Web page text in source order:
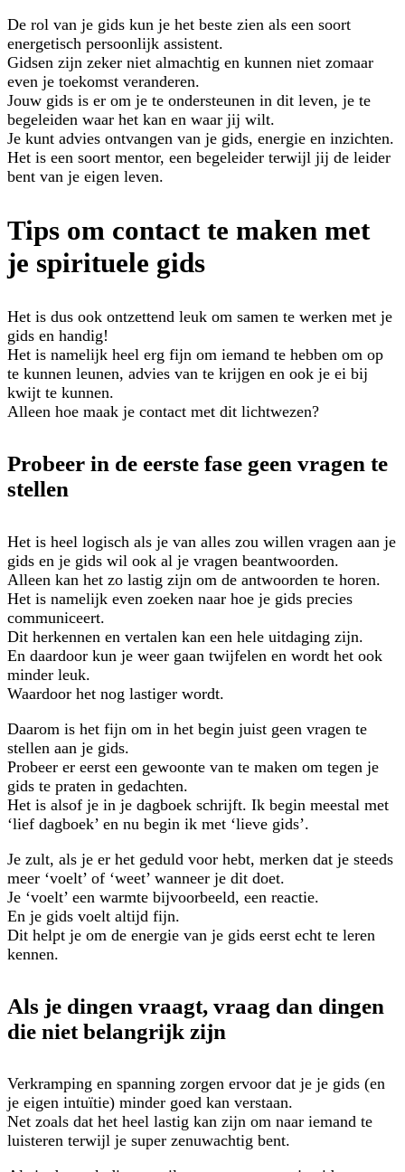
De rol van je gids kun je het beste zien als een soort
energetisch persoonlijk assistent.
Gidsen zijn zeker niet almachtig en kunnen niet zomaar
even je toekomst veranderen.
Jouw gids is er om je te ondersteunen in dit leven, je te
begeleiden waar het kan en waar jij wilt.
Je kunt advies ontvangen van je gids, energie en inzichten.
Het is een soort mentor, een begeleider terwijl jij de leider
bent van je eigen leven.
Tips om contact te maken met
je spirituele gids
Het is dus ook ontzettend leuk om samen te werken met je
gids en handig!
Het is namelijk heel erg fijn om iemand te hebben om op
te kunnen leunen, advies van te krijgen en ook je ei bij
kwijt te kunnen.
Alleen hoe maak je contact met dit lichtwezen?
Probeer in de eerste fase geen vragen te
stellen
Het is heel logisch als je van alles zou willen vragen aan je
gids en je gids wil ook al je vragen beantwoorden.
Alleen kan het zo lastig zijn om de antwoorden te horen.
Het is namelijk even zoeken naar hoe je gids precies
communiceert.
Dit herkennen en vertalen kan een hele uitdaging zijn.
En daardoor kun je weer gaan twijfelen en wordt het ook
minder leuk.
Waardoor het nog lastiger wordt.
Daarom is het fijn om in het begin juist geen vragen te
stellen aan je gids.
Probeer er eerst een gewoonte van te maken om tegen je
gids te praten in gedachten.
Het is alsof je in je dagboek schrijft. Ik begin meestal met
‘lief dagboek’ en nu begin ik met ‘lieve gids’.
Je zult, als je er het geduld voor hebt, merken dat je steeds
meer ‘voelt’ of ‘weet’ wanneer je dit doet.
Je ‘voelt’ een warmte bijvoorbeeld, een reactie.
En je gids voelt altijd fijn.
Dit helpt je om de energie van je gids eerst echt te leren
kennen.
Als je dingen vraagt, vraag dan dingen
die niet belangrijk zijn
Verkramping en spanning zorgen ervoor dat je je gids (en
je eigen intuïtie) minder goed kan verstaan.
Net zoals dat het heel lastig kan zijn om naar iemand te
luisteren terwijl je super zenuwachtig bent.